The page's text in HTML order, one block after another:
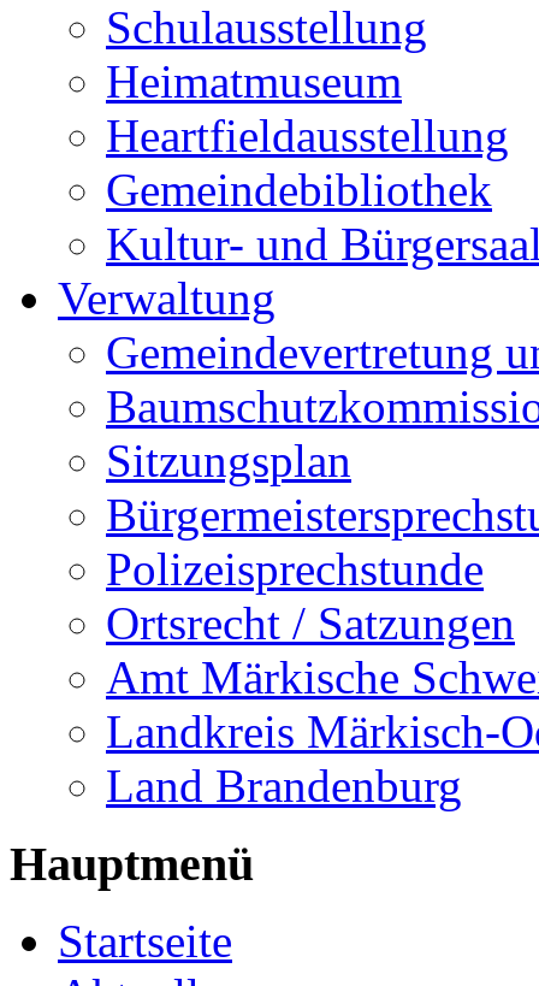
Schulausstellung
Heimatmuseum
Heartfieldausstellung
Gemeindebibliothek
Kultur- und
Verwaltung
Gemeindevertretung
Sitzungsplan
Polizeisprechstunde
Ortsrecht / Satzungen
Amt Märkische
Landkreis Märkisch-
Land Brandenburg
Hauptmenü
Startseite